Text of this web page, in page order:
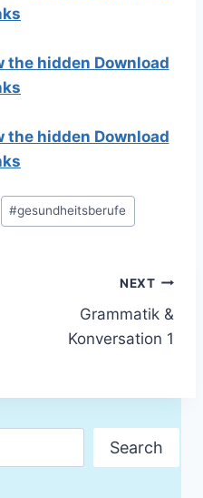
the hidden Download
the hidden Download
#gesundheitsberufe
NEXT
Grammatik &
Konversation 1
Search